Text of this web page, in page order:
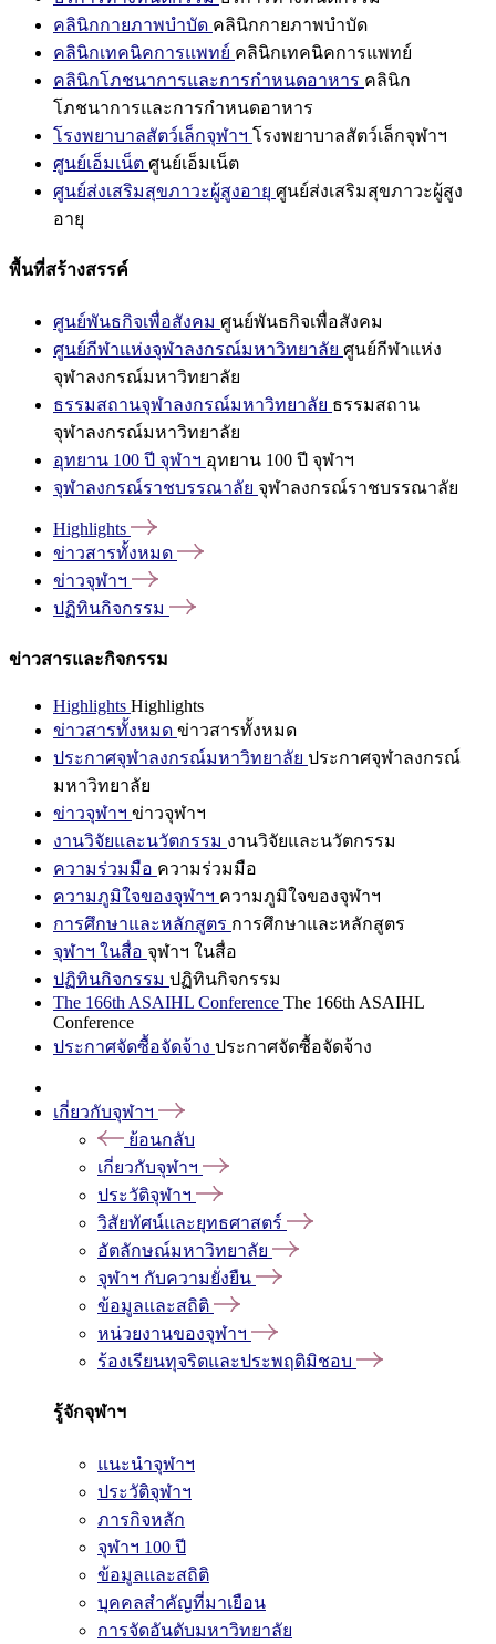
คลินิกกายภาพบำบัด คลินิกกายภาพบำบัด
คลินิกเทคนิคการแพทย์ คลินิกเทคนิคการแพทย์
คลินิกโภชนาการและการกำหนดอาหาร คลินิก
โภชนาการและการกำหนดอาหาร
โรงพยาบาลสัตว์เล็กจุฬาฯ โรงพยาบาลสัตว์เล็กจุฬาฯ
ศูนย์เอ็มเน็ต ศูนย์เอ็มเน็ต
ศูนย์ส่งเสริมสุขภาวะผู้สูงอายุ ศูนย์ส่งเสริมสุขภาวะผู้สูง
อายุ
พื้นที่สร้างสรรค์
ศูนย์พันธกิจเพื่อสังคม ศูนย์พันธกิจเพื่อสังคม
ศูนย์กีฬาแห่งจุฬาลงกรณ์มหาวิทยาลัย ศูนย์กีฬาแห่ง
จุฬาลงกรณ์มหาวิทยาลัย
ธรรมสถานจุฬาลงกรณ์มหาวิทยาลัย ธรรมสถาน
จุฬาลงกรณ์มหาวิทยาลัย
อุทยาน 100 ปี จุฬาฯ อุทยาน 100 ปี จุฬาฯ
จุฬาลงกรณ์ราชบรรณาลัย จุฬาลงกรณ์ราชบรรณาลัย
Highlights
ข่าวสารทั้งหมด
ข่าวจุฬาฯ
ปฏิทินกิจกรรม
ข่าวสารและกิจกรรม
Highlights Highlights
ข่าวสารทั้งหมด ข่าวสารทั้งหมด
ประกาศจุฬาลงกรณ์มหาวิทยาลัย ประกาศจุฬาลงกรณ์
มหาวิทยาลัย
ข่าวจุฬาฯ ข่าวจุฬาฯ
งานวิจัยและนวัตกรรม งานวิจัยและนวัตกรรม
ความร่วมมือ ความร่วมมือ
ความภูมิใจของจุฬาฯ ความภูมิใจของจุฬาฯ
การศึกษาและหลักสูตร การศึกษาและหลักสูตร
จุฬาฯ ในสื่อ จุฬาฯ ในสื่อ
ปฏิทินกิจกรรม ปฏิทินกิจกรรม
The 166th ASAIHL Conference The 166th ASAIHL
Conference
ประกาศจัดซื้อจัดจ้าง ประกาศจัดซื้อจัดจ้าง
เกี่ยวกับจุฬาฯ
ย้อนกลับ
เกี่ยวกับจุฬาฯ
ประวัติจุฬาฯ
วิสัยทัศน์และยุทธศาสตร์
อัตลักษณ์มหาวิทยาลัย
จุฬาฯ กับความยั่งยืน
ข้อมูลและสถิติ
หน่วยงานของจุฬาฯ
ร้องเรียนทุจริตและประพฤติมิชอบ
รู้จักจุฬาฯ
แนะนำจุฬาฯ
ประวัติจุฬาฯ
ภารกิจหลัก
จุฬาฯ 100 ปี
ข้อมูลและสถิติ
บุคคลสำคัญที่มาเยือน
การจัดอันดับมหาวิทยาลัย